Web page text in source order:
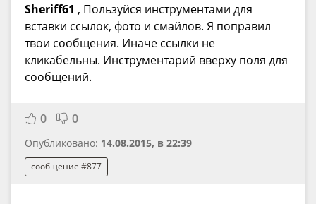
Sheriff61 , Пользуйся инструментами для
вставки ссылок, фото и смайлов. Я поправил
твои сообщения. Иначе ссылки не
кликабельны. Инструментарий вверху поля для
сообщений.
0 0
Опубликовано: 14.08.2015, в 22:39
сообщение #877